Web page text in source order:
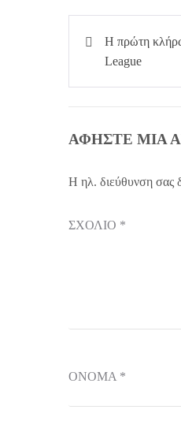
Πλοήγηση
άρθρων
Η πρώτη
League
ΑΦΉΣΤΕ ΜΙΑ
Η ηλ. διεύθυνση σας
ΣΧΌΛΙΟ *
ΌΝΟΜΑ *